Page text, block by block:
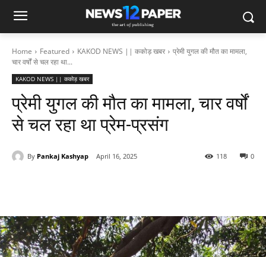
Home Featured KAKOD NEWS || ककोड़ खबर
प्रेमी युगल की मौत का मामला,
चार वर्षों से चल रहा था...
KAKOD NEWS || ककोड़ खबर
प्रेमी युगल की मौत का मामला, चार वर्षों
से चल रहा था प्रेम-प्रसंग
By Pankaj Kashyap April 16, 2025 0
118